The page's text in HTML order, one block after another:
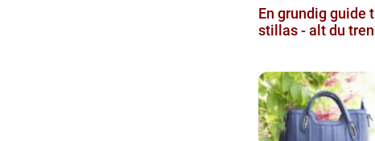
En grundig guide
stillas - alt du